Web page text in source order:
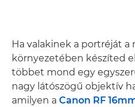
Ha valakinek a portréját a
környezetében készíted
többet mond egy
nagy látószögű objektív
amilyen a Canon RF